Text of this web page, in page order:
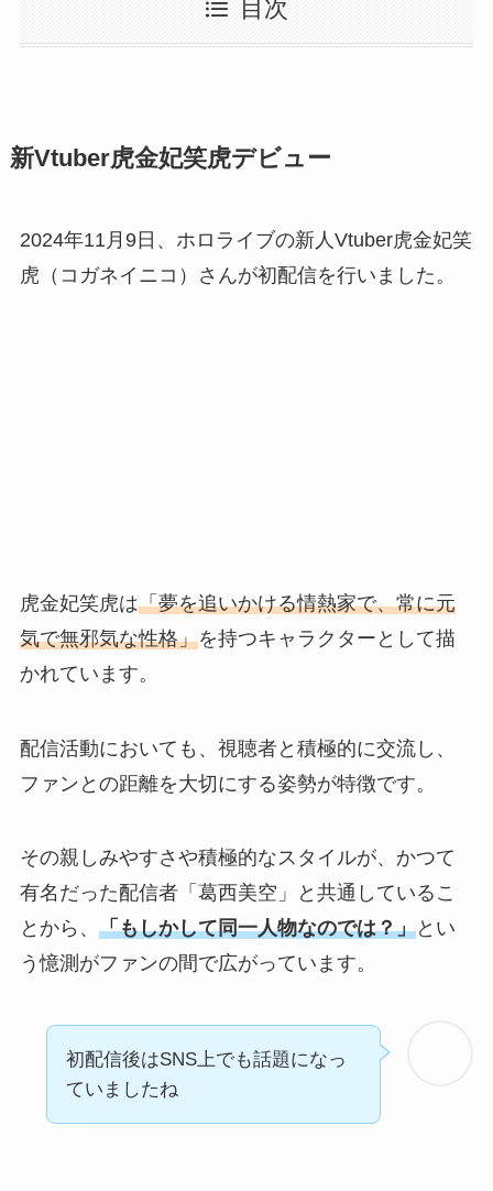
目次
新Vtuber虎金妃笑虎デビュー
2024年11月9日、ホロライブの新人Vtuber虎金妃笑
虎（コガネイニコ）さんが初配信を行いました。
虎金妃笑虎は「夢を追いかける情熱家で、常に元
気で無邪気な性格」を持つキャラクターとして描
かれています。
配信活動においても、視聴者と積極的に交流し、
ファンとの距離を大切にする姿勢が特徴です。
その親しみやすさや積極的なスタイルが、かつて
有名だった配信者「葛西美空」と共通しているこ
とから、 「もしかして同一人物なのでは？」とい
う憶測がファンの間で広がっています。
初配信後はSNS上でも話題になっ
ていましたね